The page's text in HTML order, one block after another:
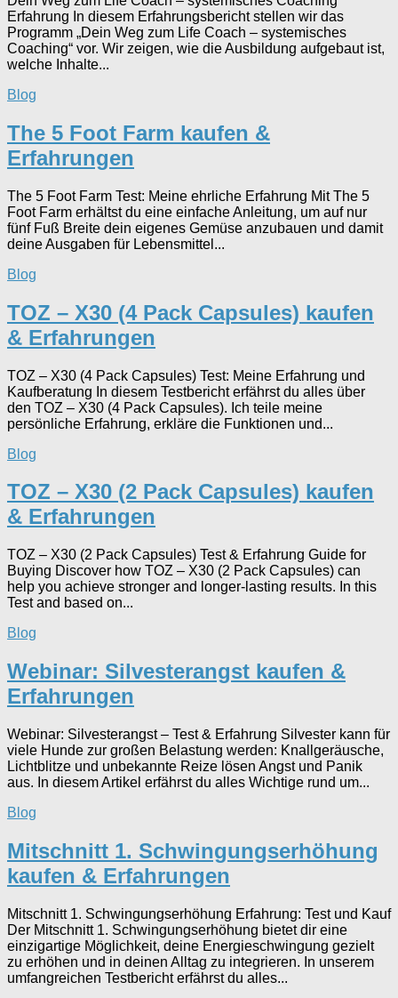
Erfahrung In diesem Erfahrungsbericht stellen wir das
Programm „Dein Weg zum Life Coach – systemisches
Coaching“ vor. Wir zeigen, wie die Ausbildung aufgebaut ist,
welche Inhalte...
Blog
The 5 Foot Farm kaufen &
Erfahrungen
The 5 Foot Farm Test: Meine ehrliche Erfahrung Mit The 5
Foot Farm erhältst du eine einfache Anleitung, um auf nur
fünf Fuß Breite dein eigenes Gemüse anzubauen und damit
deine Ausgaben für Lebensmittel...
Blog
TOZ – X30 (4 Pack Capsules) kaufen
& Erfahrungen
TOZ – X30 (4 Pack Capsules) Test: Meine Erfahrung und
Kaufberatung In diesem Testbericht erfährst du alles über
den TOZ – X30 (4 Pack Capsules). Ich teile meine
persönliche Erfahrung, erkläre die Funktionen und...
Blog
TOZ – X30 (2 Pack Capsules) kaufen
& Erfahrungen
TOZ – X30 (2 Pack Capsules) Test & Erfahrung Guide for
Buying Discover how TOZ – X30 (2 Pack Capsules) can
help you achieve stronger and longer-lasting results. In this
Test and based on...
Blog
Webinar: Silvesterangst kaufen &
Erfahrungen
Webinar: Silvesterangst – Test & Erfahrung Silvester kann für
viele Hunde zur großen Belastung werden: Knallgeräusche,
Lichtblitze und unbekannte Reize lösen Angst und Panik
aus. In diesem Artikel erfährst du alles Wichtige rund um...
Blog
Mitschnitt 1. Schwingungserhöhung
kaufen & Erfahrungen
Mitschnitt 1. Schwingungserhöhung Erfahrung: Test und Kauf
Der Mitschnitt 1. Schwingungserhöhung bietet dir eine
einzigartige Möglichkeit, deine Energieschwingung gezielt
zu erhöhen und in deinen Alltag zu integrieren. In unserem
umfangreichen Testbericht erfährst du alles...